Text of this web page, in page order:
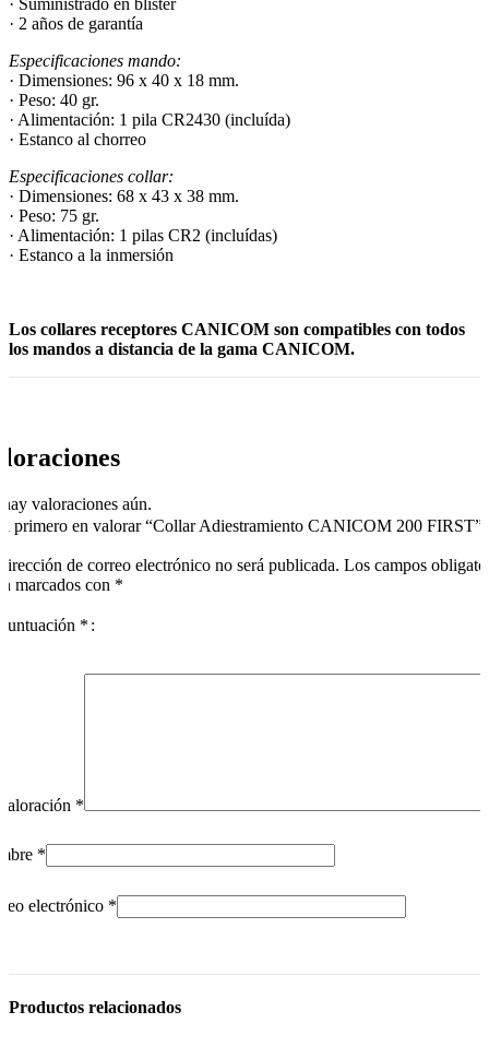
· Suministrado en blister
· 2 años de garantía
Especificaciones mando:
· Dimensiones: 96 x 40 x 18 mm.
· Peso: 40 gr.
· Alimentación: 1 pila CR2430 (incluída)
· Estanco al chorreo
Especificaciones collar:
· Dimensiones: 68 x 43 x 38 mm.
· Peso: 75 gr.
· Alimentación: 1 pilas CR2 (incluídas)
· Estanco a la inmersión
Los collares receptores CANICOM son compatibles con todos
los mandos a distancia de la gama CANICOM.
valoraciones aún.
primero en valorar “Collar Adiestramiento CANICOM 200 FIRST”
de correo electrónico no será publicada. Los campos
marcados con *
*
*
*
electrónico *
Productos relacionados